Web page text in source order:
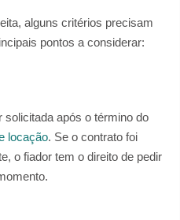
alguns critérios precisam
pontos a considerar:
solicitada após o término do
locação. Se o contrato foi
o fiador tem o direito de pedir